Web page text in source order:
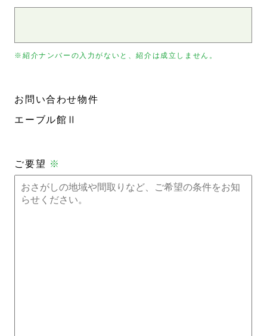
※紹介ナンバーの入力がないと、紹介は成立しません。
お問い合わせ物件
エーブル館Ⅱ
ご要望 ※